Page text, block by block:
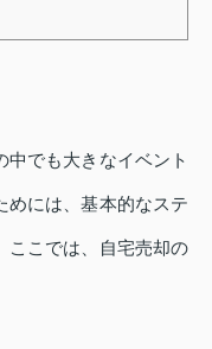
中でも大きなイベント
めには、基本的なステ
ここでは、自宅売却の